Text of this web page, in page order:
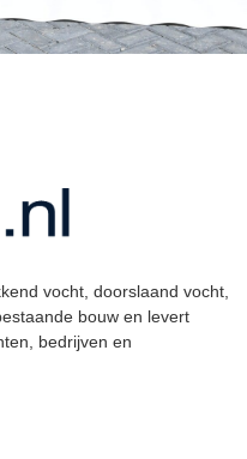
vocht, doorslaand vocht,
bouw en levert
bedrijven en